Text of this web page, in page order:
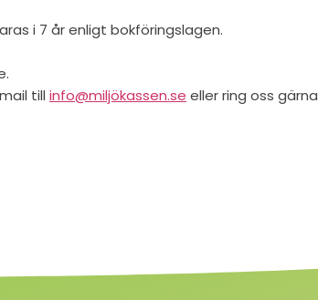
i 7 år enligt bokföringslagen.
till info@miljökassen.se eller ring oss gärna